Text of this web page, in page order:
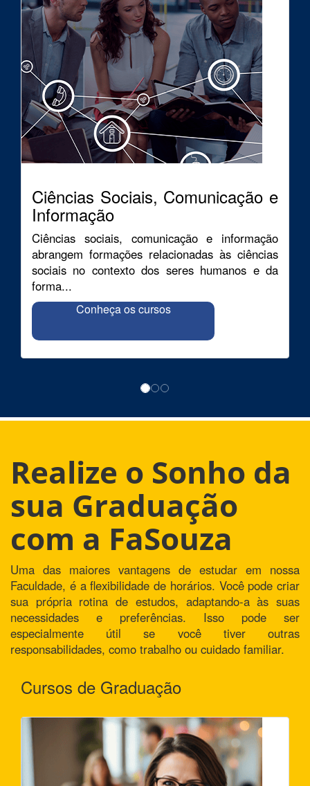
Ciências Sociais, Comunicação e
Informação
Ciências sociais, comunicação e informação
abrangem formações relacionadas às ciências
sociais no contexto dos seres humanos e da
forma...
Conheça os cursos
Realize o Sonho da
sua Graduação
com a FaSouza
Uma das maiores vantagens de estudar em nossa
Faculdade, é a flexibilidade de horários. Você pode criar
sua própria rotina de estudos, adaptando-a às suas
necessidades e preferências. Isso pode ser
especialmente útil se você tiver outras
responsabilidades, como trabalho ou cuidado familiar.
Cursos de Graduação